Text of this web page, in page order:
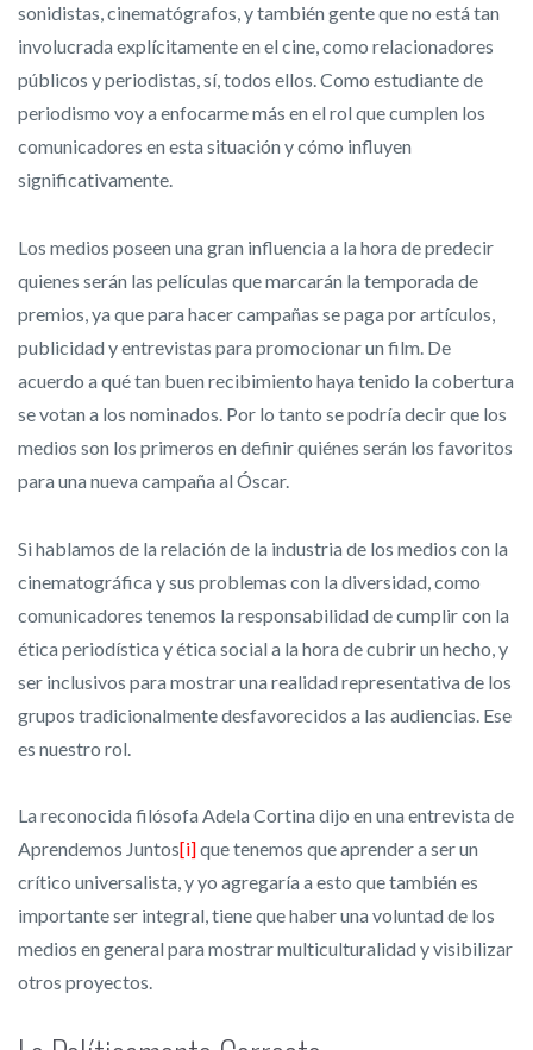
sonidistas, cinematógrafos, y también gente que no está tan
involucrada explícitamente en el cine, como relacionadores
públicos y periodistas, sí, todos ellos. Como estudiante de
periodismo voy a enfocarme más en el rol que cumplen los
comunicadores en esta situación y cómo influyen
significativamente.
Los medios poseen una gran influencia a la hora de predecir
quienes serán las películas que marcarán la temporada de
premios, ya que para hacer campañas se paga por artículos,
publicidad y entrevistas para promocionar un film. De
acuerdo a qué tan buen recibimiento haya tenido la cobertura
se votan a los nominados. Por lo tanto se podría decir que los
medios son los primeros en definir quiénes serán los favoritos
para una nueva campaña al Óscar.
Si hablamos de la relación de la industria de los medios con la
cinematográfica y sus problemas con la diversidad, como
comunicadores tenemos la responsabilidad de cumplir con la
ética periodística y ética social a la hora de cubrir un hecho, y
ser inclusivos para mostrar una realidad representativa de los
grupos tradicionalmente desfavorecidos a las audiencias. Ese
es nuestro rol.
La reconocida filósofa Adela Cortina dijo en una entrevista de
Aprendemos Juntos[i]que tenemos que aprender a ser un
crítico universalista, y yo agregaría a esto que también es
importante ser integral, tiene que haber una voluntad de los
medios en general para mostrar multiculturalidad y visibilizar
otros proyectos.